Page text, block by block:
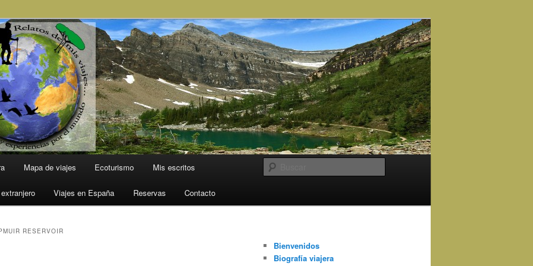
Mapa de viajes Ecoturismo Mis escritos
Viajes en España Reservas Contacto
RESERVOIR
Bienvenidos
Biografía viajera